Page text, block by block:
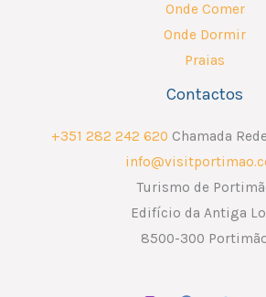
Onde Comer
Onde Dormir
Praias
Contactos
+351 282 242 620 Chamada
Turismo de
Edifício da Antiga
8500-300